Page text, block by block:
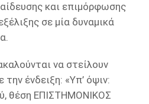
και επιμόρφωσης
σε μία δυναμικά
να στείλουν
ένδειξη: «Υπ’ όψιν:
θέση ΕΠΙΣΤΗΜΟΝΙΚΟΣ